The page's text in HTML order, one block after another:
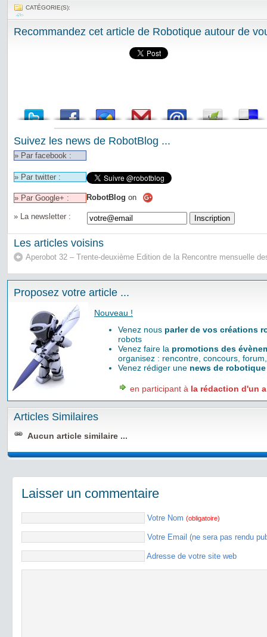
CATÉGORIE(S):
Recommandez cet article de Robotique autour de
Suivez les news de RobotBlog ...
» Par facebook :
» Par twitter :
» Par Google+ : RobotBlog on
» La newsletter :
Les articles voisins
Aperobot 32 – Trente-deuxième Edition de la Rencontre mensuelle
Proposez votre article ...
Nouveau !
Venez nous parler de vos créations
robots
Venez faire la promotions des
organisez : rencontre, concours,
Venez rédiger une news de robotique
en participant à la rédaction d'un
Articles Similaires
Aucun article similaire ...
Laisser un commentaire
Votre Nom (obligatoire)
Votre Email (ne sera pas rendu
Adresse de votre site web